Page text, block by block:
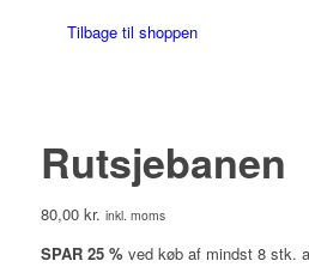
Tilbage til shoppen
Rutsjebanen
80,00 kr. inkl. moms
SPAR 25 %ved køb af mindst 8 stk.